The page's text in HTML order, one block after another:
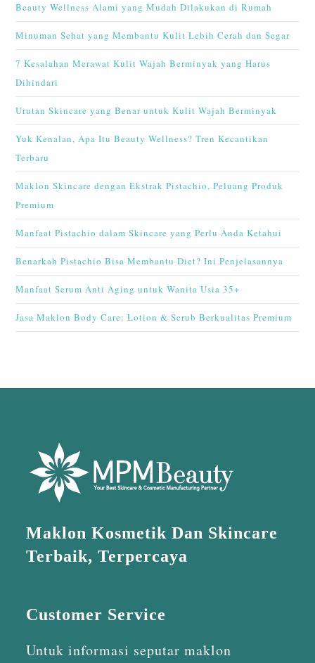
Beauty Wellness Alami yang Mudah Dilakukan di Rumah
Minuman Sehat yang Membantu Kulit Lebih Cerah dan Segar
7 Kesalahan Merawat Kulit Wajah Berminyak yang Harus
Dihindari
Urutan Skincare yang Benar untuk Kulit Wajah Berminyak
Yuk Kenalan, Apa Itu Beauty Wellness? Tren Kecantikan
Terbaru
Maklon Skincare dengan Ekstrak Pistachio, Peluang Produk
Premium
Manfaat Pistachio dalam Skincare yang Perlu Anda Ketahui
Benarkah Pistachio Bisa Membantu Diet? Ini Penjelasannya
Manfaat Serum Anti Aging untuk Wanita Usia 35+
Jasa Maklon Body Care: Lotion & Scrub Berkualitas Premium
Maklon Kosmetik Dan Skincare
Terbaik, Terpercaya
Customer Service
Untuk informasi seputar maklon